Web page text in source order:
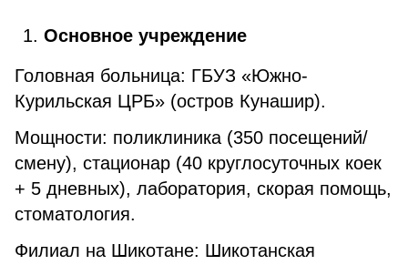
Основное учреждение
Головная больница: ГБУЗ «Южно-
Курильская ЦРБ» (остров Кунашир).
Мощности: поликлиника (350 посещений/
смену), стационар (40 круглосуточных коек
+ 5 дневных), лаборатория, скорая помощь,
стоматология.
Филиал на Шикотане: Шикотанская